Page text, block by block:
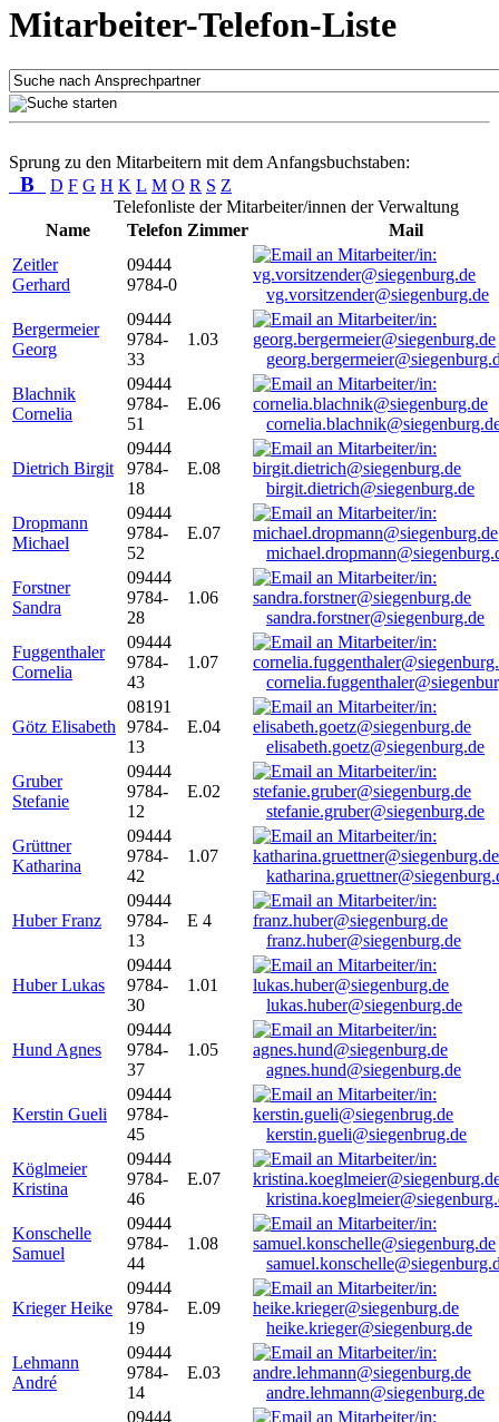
Mitarbeiter-Telefon-Liste
Sprung zu den Mitarbeitern mit dem Anfangsbuchstaben:
B D F G H K L M O R S Z
Telefonliste der Mitarbeiter/innen der Verwaltung
Name
Telefon Zimmer
Mail
Zeitler
Gerhard
09444
9784-0
vg.vorsitzender@siegenburg.de
Bergermeier
Georg
09444
9784-
33
1.03
Blachnik
Cornelia
09444
9784-
51
E.06
Dietrich Birgit
09444
9784-
18
E.08
birgit.dietrich@siegenburg.de
Dropmann
Michael
09444
9784-
52
E.07
Forstner
Sandra
09444
9784-
28
1.06
sandra.forstner@siegenburg.de
Fuggenthaler
Cornelia
09444
9784-
43
1.07
Götz Elisabeth
08191
9784-
13
E.04
elisabeth.goetz@siegenburg.de
Gruber
Stefanie
09444
9784-
12
E.02
stefanie.gruber@siegenburg.de
Grüttner
Katharina
09444
9784-
42
1.07
Huber Franz
09444
9784-
13
E 4
franz.huber@siegenburg.de
Huber Lukas
09444
9784-
30
1.01
lukas.huber@siegenburg.de
Hund Agnes
09444
9784-
37
1.05
agnes.hund@siegenburg.de
Kerstin Gueli
09444
9784-
45
kerstin.gueli@siegenbrug.de
Köglmeier
Kristina
09444
9784-
46
E.07
Konschelle
Samuel
09444
9784-
44
1.08
Krieger Heike
09444
9784-
19
E.09
heike.krieger@siegenburg.de
Lehmann
André
09444
9784-
14
E.03
andre.lehmann@siegenburg.de
09444